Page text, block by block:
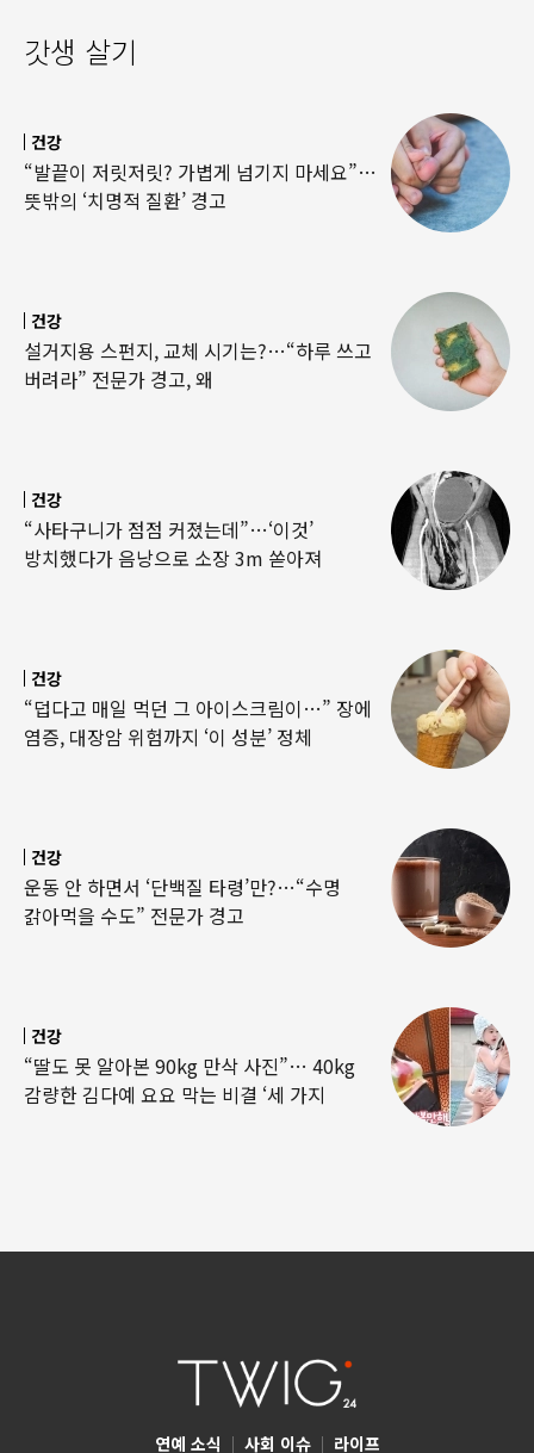
갓생 살기
건강
“발끝이 저릿저릿? 가볍게 넘기지 마세요”…
뜻밖의 ‘치명적 질환’ 경고
건강
설거지용 스펀지, 교체 시기는?…“하루 쓰고
버려라” 전문가 경고, 왜
건강
“사타구니가 점점 커졌는데”…‘이것’
방치했다가 음낭으로 소장 3m 쏟아져
건강
“덥다고 매일 먹던 그 아이스크림이…” 장에
염증, 대장암 위험까지 ‘이 성분’ 정체
건강
운동 안 하면서 ‘단백질 타령’만?…“수명
갉아먹을 수도” 전문가 경고
건강
“딸도 못 알아본 90kg 만삭 사진”… 40kg
감량한 김다예 요요 막는 비결 ‘세 가지
연예 소식 | 사회 이슈 | 라이프